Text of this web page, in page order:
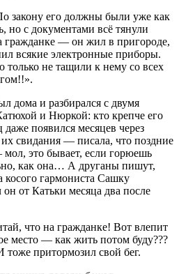
закону его должны были уже как
но с документами всё тянули
— он жил в пригороде,
всякие электронные приборы.
только не тащили к нему со всех
дома и разбирался с двумя
и Нюркой: кто крепче его
появился месяцев через
их свидания — писала, что поздние
это бывает, если горюешь
как она… А друганы пишут,
косого гармониста Сашку
от Катьки месяца два после
что на гражданке! Вот влепит
место — как жить потом буду???
тоже притормозил свой бег.